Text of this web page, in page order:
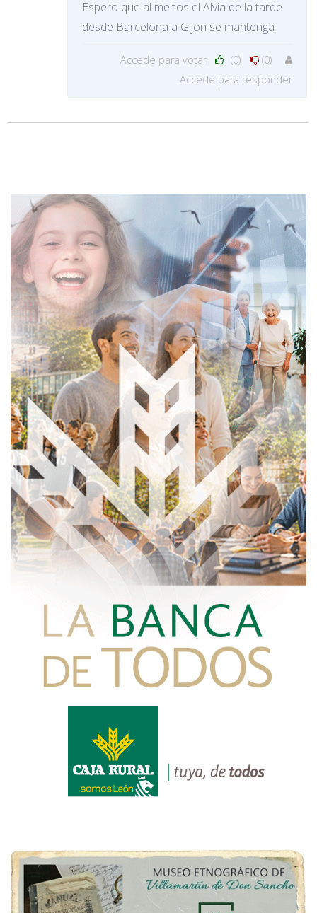
Espero que al menos el Alvia de la tarde
desde Barcelona a Gijon se mantenga
Accede para votar (0)
(0)
Accede para responder